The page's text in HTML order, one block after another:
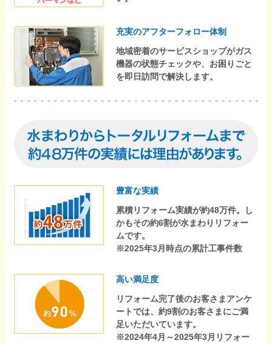
充実のアフターフォロー体制
地域密着のサービスショップがガス
機器の状態チェックや、お困りごと
を即日訪問で解決します。
豊富な実績
累積リフォーム実績が約48万件。し
かもその約6割が水まわりリフォー
ムです。
※2025年3月時点の累計工事件数
高い満足度
リフォーム完了後のお客さまアンケ
ートでは、約9割のお客さまにご満
足いただいています。
※2024年4月～2025年3月リフォー